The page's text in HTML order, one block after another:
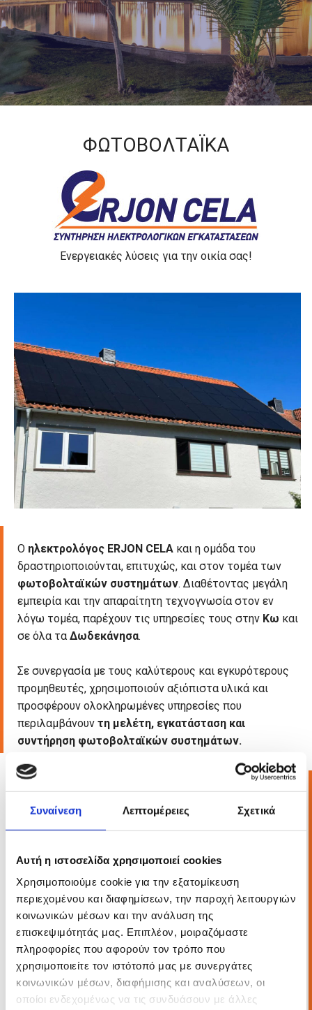
Συναίνεση Λεπτομέρειες Σχετικά
Αυτή η ιστοσελίδα χρησιμοποιεί cookies
Χρησιμοποιούμε cookie για την εξατομίκευση
περιεχομένου και διαφημίσεων, την παροχή λειτουργιών
κοινωνικών μέσων και την ανάλυση της
επισκεψιμότητάς μας. Επιπλέον, μοιραζόμαστε
πληροφορίες που αφορούν τον τρόπο που
χρησιμοποιείτε τον ιστότοπό μας με συνεργάτες
κοινωνικών μέσων, διαφήμισης και αναλύσεων, οι
οποίοι ενδεχομένως να τις συνδυάσουν με άλλες
ΦΩΤΟΒΟΛΤΑΪΚΑ
Ενεργειακές λύσεις για την οικία σας!
Ο ηλεκτρολόγος ERJON CELA και η ομάδα του
δραστηριοποιούνται, επιτυχώς, και στον τομέα των
φωτοβολταϊκών συστημάτων. Διαθέτοντας μεγάλη
εμπειρία και την απαραίτητη τεχνογνωσία στον εν
λόγω τομέα, παρέχουν τις υπηρεσίες τους στην Κω και
σε όλα τα Δωδεκάνησα.
Σε συνεργασία με τους καλύτερους και εγκυρότερους
προμηθευτές, χρησιμοποιούν αξιόπιστα υλικά και
προσφέρουν ολοκληρωμένες υπηρεσίες που
περιλαμβάνουν τη μελέτη, εγκατάσταση και
συντήρηση φωτοβολταϊκών συστημάτων.
Αυτόνομα φωτοβολταϊκά συστήματα (σύστημα
παραγωγής ηλεκτρικής ενέργειας χωρίς Δημόσιο
αυτοπαραγωγή)
Φωτοβολταϊκά για εξοχικά και κύριες κατοικίες,
ανεξαρτήτως μεγέθους
Μελέτη, σχεδίαση και εφαρμογή εγκατάστασης
φωτοβολταϊκών
Επίβλεψη όλων των σταδίων κατασκευής
Συντήρηση της εγκατάστασης με τις σωστές
προδιαγραφές